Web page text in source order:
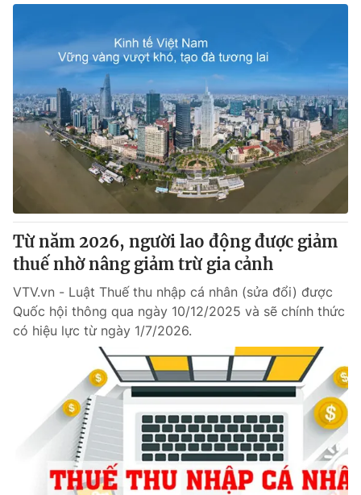
Từ năm 2026, người lao động được giảm
thuế nhờ nâng giảm trừ gia cảnh
VTV.vn - Luật Thuế thu nhập cá nhân (sửa đổi) được
Quốc hội thông qua ngày 10/12/2025 và sẽ chính thức
có hiệu lực từ ngày 1/7/2026.